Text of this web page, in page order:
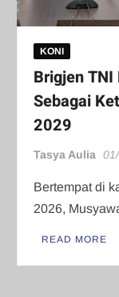
KONI
Brigjen
Sebagai
2029
Tasya Aulia
Bertempat di
2026,
READ MORE